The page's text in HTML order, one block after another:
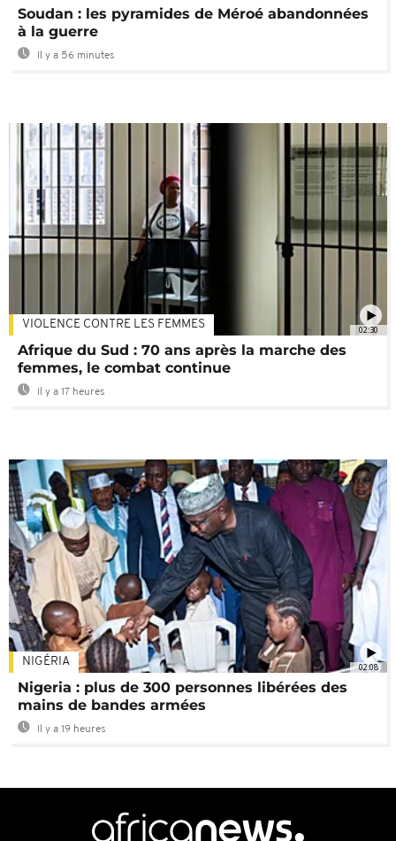
Soudan : les pyramides de Méroé abandonnées
à la guerre
Il y a 56 minutes
02:30
VIOLENCE CONTRE LES FEMMES
Afrique du Sud : 70 ans après la marche des
femmes, le combat continue
Il y a 17 heures
02:08
NIGÉRIA
Nigeria : plus de 300 personnes libérées des
mains de bandes armées
Il y a 19 heures